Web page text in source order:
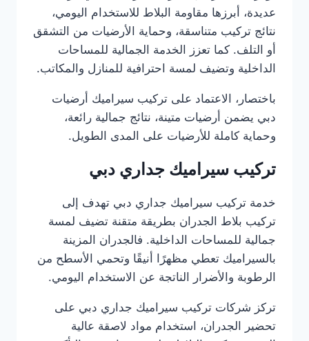
عديدة، أبرزها مقاومة البلاط للاستخدام اليومي،
نتائج تركيب متناسقة، وحماية الأرضيات من التشقق
أو التلف. كما تعزز الخدمة الجمالية للمساحات
الداخلية وتضيف لمسة احترافية للمنازل والمكاتب.
باختصار، الاعتماد على تركيب سيراميك أرضيات
دبي يضمن أرضيات متينة، نتائج جمالية رائعة،
وحماية كاملة للأرضيات على المدى الطويل.
تركيب سيراميك جداري دبي
خدمة تركيب سيراميك جداري دبي تهدف إلى
تركيب بلاط الجدران بطريقة متقنة تضيف لمسة
جمالية للمساحات الداخلية. فالجدران المزينة
بالسيراميك تعطي مظهرًا أنيقًا وتحمي الأسطح من
الرطوبة والأضرار الناتجة عن الاستخدام اليومي.
تركز شركات تركيب سيراميك جداري دبي على
تحضير الجدران، استخدام مواد لاصقة عالية